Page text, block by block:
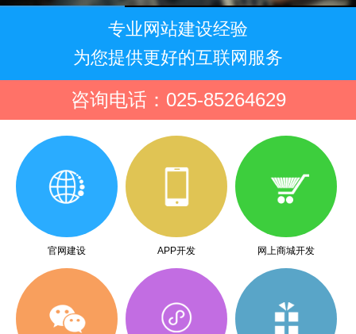
专业网站建设经验
为您提供更好的互联网服务
咨询电话：025-85264629
官网建设 APP开发 网上商城开发